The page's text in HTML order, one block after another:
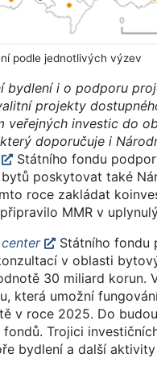
podle jednotlivých výzev
bydlení i o podporu
projekty
investic do
doporučuje i
Státního fondu
poskytovat také
roce zakládat
MMR v
Státního fondu
v oblasti
30 miliard korun.
která umožní
v roce 2025. Do
Trojici
bydlení a další aktivity